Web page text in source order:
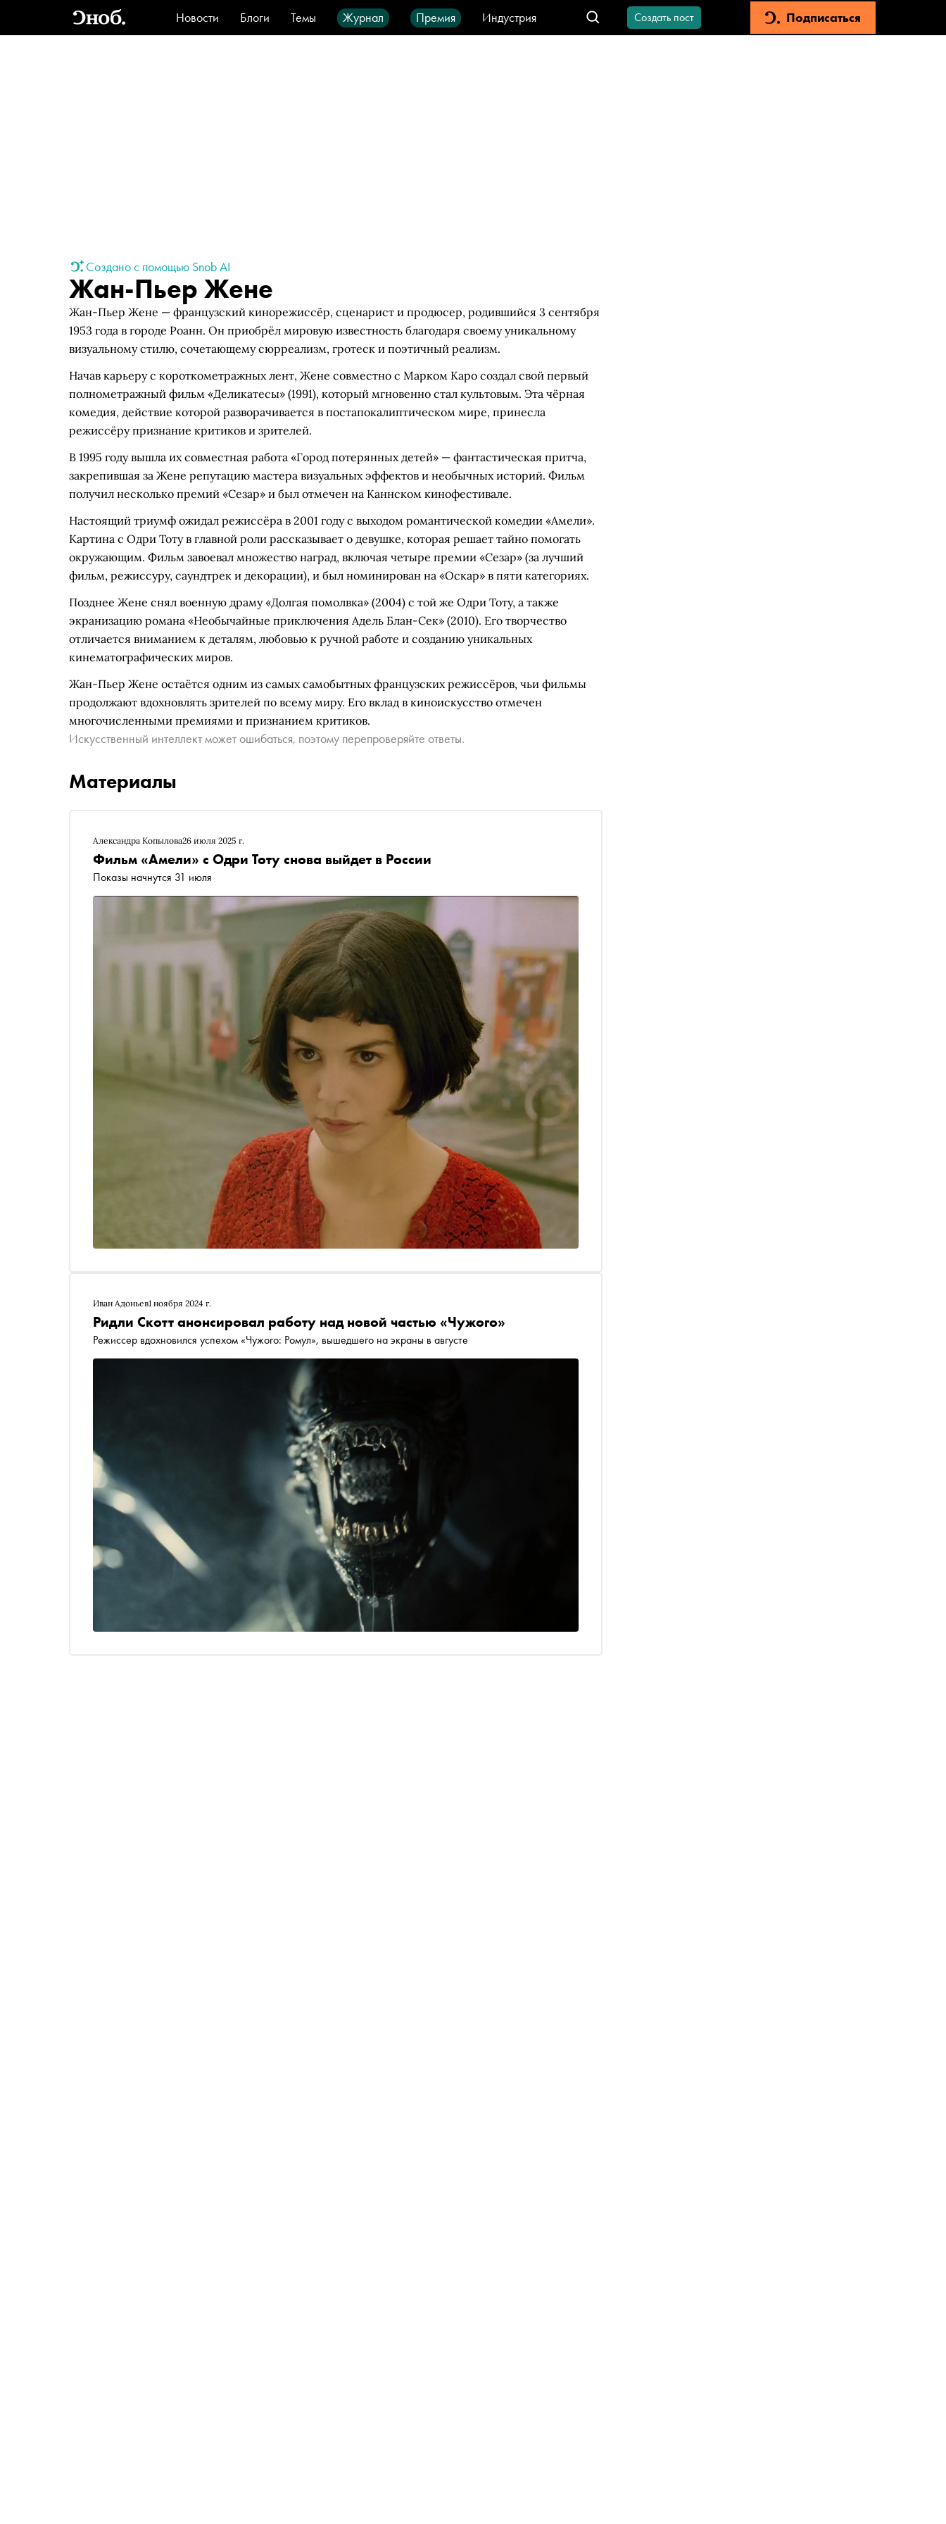
Новости Блоги Темы Журнал Премия
Индустрия
Стиль
Видео Город IT-продукты
Создать пост Подписаться
Создано с помощью Snob AI
Жан-Пьер Жене
Жан-Пьер Жене — французский кинорежиссёр, сценарист и продюсер, родившийся 3 сентября
1953 года в городе Роанн. Он приобрёл мировую известность благодаря своему уникальному
визуальному стилю, сочетающему сюрреализм, гротеск и поэтичный реализм.
Начав карьеру с короткометражных лент, Жене совместно с Марком Каро создал свой первый
полнометражный фильм «Деликатесы» (1991), который мгновенно стал культовым. Эта чёрная
комедия, действие которой разворачивается в постапокалиптическом мире, принесла
режиссёру признание критиков и зрителей.
В 1995 году вышла их совместная работа «Город потерянных детей» — фантастическая притча,
закрепившая за Жене репутацию мастера визуальных эффектов и необычных историй. Фильм
получил несколько премий «Сезар» и был отмечен на Каннском кинофестивале.
Настоящий триумф ожидал режиссёра в 2001 году с выходом романтической комедии «Амели».
Картина с Одри Тоту в главной роли рассказывает о девушке, которая решает тайно помогать
окружающим. Фильм завоевал множество наград, включая четыре премии «Сезар» (за лучший
фильм, режиссуру, саундтрек и декорации), и был номинирован на «Оскар» в пяти категориях.
Позднее Жене снял военную драму «Долгая помолвка» (2004) с той же Одри Тоту, а также
экранизацию романа «Необычайные приключения Адель Блан-Сек» (2010). Его творчество
отличается вниманием к деталям, любовью к ручной работе и созданию уникальных
кинематографических миров.
Жан-Пьер Жене остаётся одним из самых самобытных французских режиссёров, чьи фильмы
продолжают вдохновлять зрителей по всему миру. Его вклад в киноискусство отмечен
многочисленными премиями и признанием критиков.
Искусственный интеллект может ошибаться, поэтому перепроверяйте ответы.
Материалы
Александра Копылова26 июля 2025 г.
Фильм «Амели» с Одри Тоту снова выйдет в России
Показы начнутся 31 июля
Иван Адоньев1 ноября 2024 г.
Ридли Скотт анонсировал работу над новой частью «Чужого»
Режиссер вдохновился успехом «Чужого: Ромул», вышедшего на экраны в августе